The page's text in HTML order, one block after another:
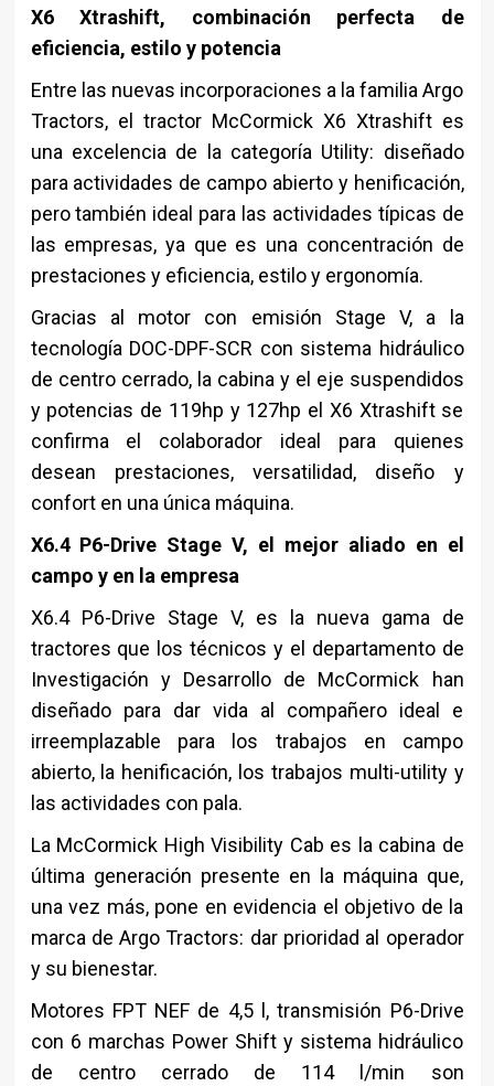
X6 Xtrashift, combinación perfecta de
eficiencia, estilo y potencia
Entre las nuevas incorporaciones a la familia Argo
Tractors, el tractor McCormick X6 Xtrashift es
una excelencia de la categoría Utility: diseñado
para actividades de campo abierto y henificación,
pero también ideal para las actividades típicas de
las empresas, ya que es una concentración de
prestaciones y eficiencia, estilo y ergonomía.
Gracias al motor con emisión Stage V, a la
tecnología DOC-DPF-SCR con sistema hidráulico
de centro cerrado, la cabina y el eje suspendidos
y potencias de 119hp y 127hp el X6 Xtrashift se
confirma el colaborador ideal para quienes
desean prestaciones, versatilidad, diseño y
confort en una única máquina.
X6.4 P6-Drive Stage V, el mejor aliado en el
campo y en la empresa
X6.4 P6-Drive Stage V, es la nueva gama de
tractores que los técnicos y el departamento de
Investigación y Desarrollo de McCormick han
diseñado para dar vida al compañero ideal e
irreemplazable para los trabajos en campo
abierto, la henificación, los trabajos multi-utility y
las actividades con pala.
La McCormick High Visibility Cab es la cabina de
última generación presente en la máquina que,
una vez más, pone en evidencia el objetivo de la
marca de Argo Tractors: dar prioridad al operador
y su bienestar.
Motores FPT NEF de 4,5 l, transmisión P6-Drive
con 6 marchas Power Shift y sistema hidráulico
de centro cerrado de 114 l/min son